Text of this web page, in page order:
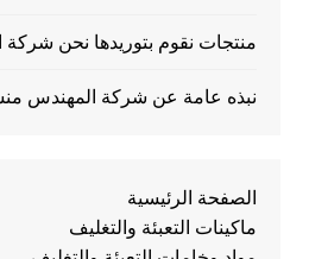
منتجات نقوم بتوريدها نحن
نبذه عامة عن شركة المهندس
الصفحة الرئيسية
ماكينات التعبئة والتغليف